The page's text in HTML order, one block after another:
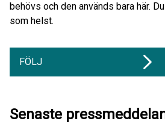
behövs och den används bara här.
som helst.
FÖLJ
Senaste